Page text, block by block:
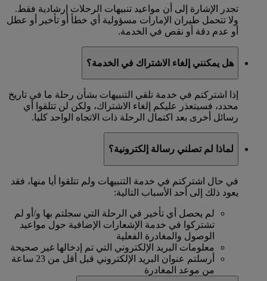
تجدر الإشارة إلى أن مواعيد تنبيهات الرحلات إرشادية فقط.
ولا تتحمل طيران الإمارات مسؤولية أي خطأ أو تأخير أو عطل
أو عدم دقة أو نقص في الخدمة.
هل يمكنني إلغاء الاشتراك في الخدمة؟
إذا اشتركتم في خدمة تلقي التنبيهات بشأن رحلة ما في تاريخ
محدد، فسيتعذر عليكم إلغاء الاشتراك، ولكن لن تتلقوا أي
رسائل أخرى بعد اكتمال الرحلة ذات الاتجاه الواحد كليا.
لماذا لم تصلني رسالة إلكترونية؟
في حال اشتركتم في خدمة التنبيهات ولم تتلقوا أيا منها، فقد
يعود ذلك إلى أحد الأسباب التالية:
لم يحصل أي تأخير في الرحلة التي سجلتم بها و/أو لم
تشتركوا في خدمة الإشعارات الإضافية حول مواعيد
الوصول والمغادرة الفعلية
معلومات البريد الإلكتروني التي تم إدخالها غير صحيحة
أرسلتم عنوان البريد الإلكتروني قبل أقل من 23 ساعة
من موعد المغادرة